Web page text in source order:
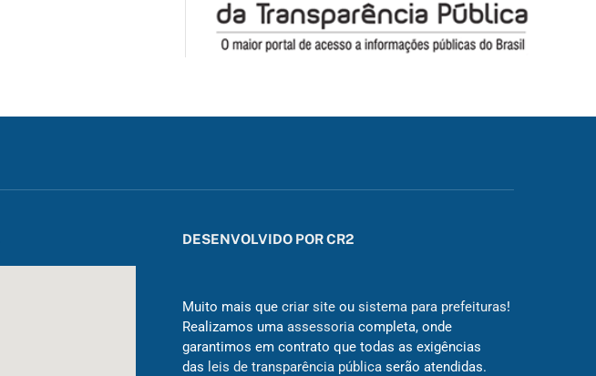
DESENVOLVIDO POR CR2
Muito mais que criar siteou sistema para prefeituras!
Realizamos uma assessoria completa, onde
garantimos em contrato que todas as exigências
das leis de transparência pública serão atendidas.